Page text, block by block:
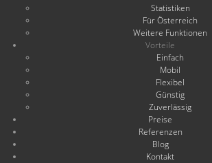
Statistiken
Für Österreich
Weitere Funktionen
Vorteile
Einfach
Mobil
Flexibel
Günstig
Zuverlässig
Preise
Referenzen
Blog
Kontakt